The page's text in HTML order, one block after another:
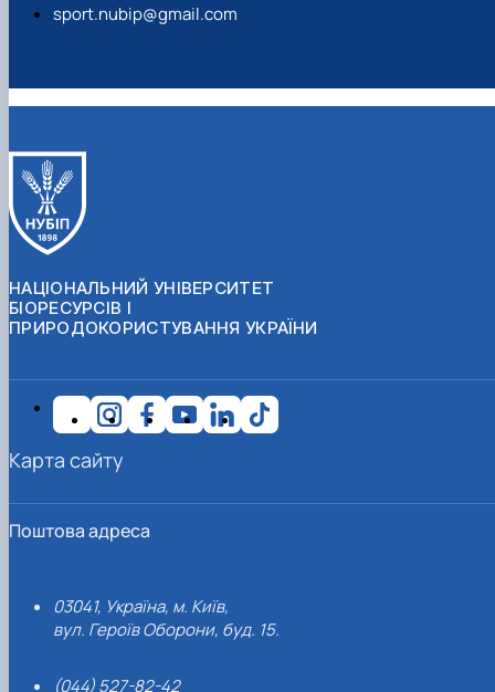
sport.nubip@gmail.com
НАЦІОНАЛЬНИЙ УНІВЕРСИТЕТ
БІОРЕСУРСІВ І
ПРИРОДОКОРИСТУВАННЯ УКРАЇНИ
Поштова адреса
03041, Україна, м. Київ,
вул. Героїв Оборони, буд. 15.
(044) 527-82-42
Карта сайту